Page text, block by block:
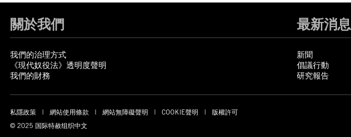
關於我們
我們的治理方式
《現代奴役法》透明度聲明
我們的財務
最新消息
新聞
倡議行動
研究報告
私隱政策 網站使用條款 網站無障礙聲明 COOKIE聲明
版權許可
© 2025 国际特赦组织中文